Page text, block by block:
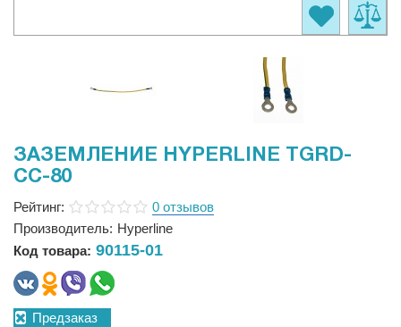
ЗАЗЕМЛЕНИЕ HYPERLINE TGRD-
CC-80
Рейтинг:
0 отзывов
Производитель: Hyperline
Код товара: 90115-01
Предзаказ